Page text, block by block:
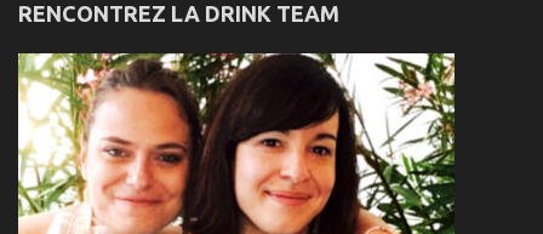
RENCONTREZ LA DRINK TEAM